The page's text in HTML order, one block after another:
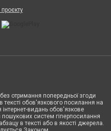
отримання попередньої згоди
обов'язкового посилання на
інтернет-видань обов'язкове
систем гіперпосилання
в тексті або в якості джерела.